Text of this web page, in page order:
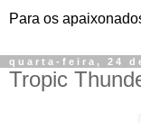
Para os
quarta-feira, 24
Tropic